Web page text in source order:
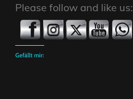
Please follow and like us:
Gefällt mir: